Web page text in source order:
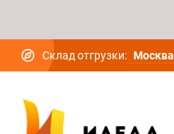
Склад отгрузки: Москва